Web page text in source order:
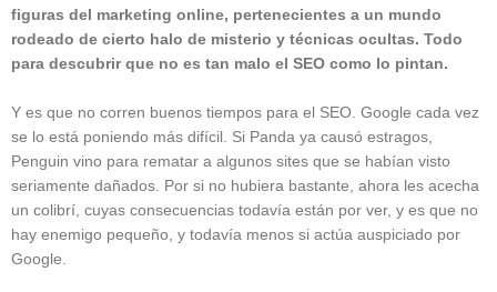
figuras del marketing online, pertenecientes a un mundo
rodeado de cierto halo de misterio y técnicas ocultas. Todo
para descubrir que no es tan malo el SEO como lo pintan.
Y es que no corren buenos tiempos para el SEO. Google cada vez
se lo está poniendo más difícil. Si Panda ya causó estragos,
Penguin vino para rematar a algunos sites que se habían visto
seriamente dañados. Por si no hubiera bastante, ahora les acecha
un colibrí, cuyas consecuencias todavía están por ver, y es que no
hay enemigo pequeño, y todavía menos si actúa auspiciado por
Google.